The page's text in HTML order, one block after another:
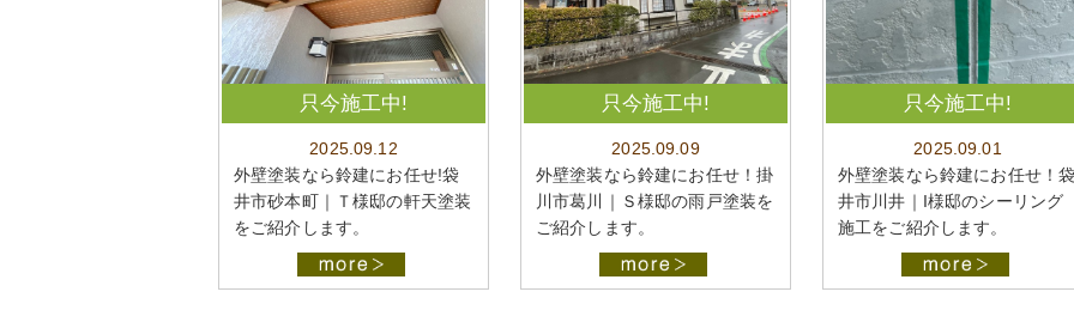
只今施工中!
2025.09.12
外壁塗装なら鈴建にお任せ!袋
井市砂本町｜Ｔ様邸の軒天塗装
をご紹介します。
只今施工中!
2025.09.09
外壁塗装なら鈴建にお任せ！掛
川市葛川｜Ｓ様邸の雨戸塗装を
ご紹介します。
只今施工中!
2025.09.01
外壁塗装なら鈴建にお任せ！
井市川井｜I様邸のシーリング
施工をご紹介します。